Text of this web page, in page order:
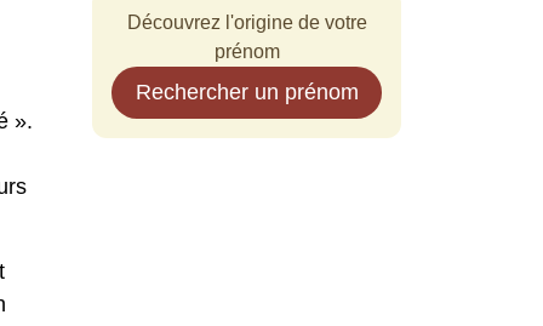
».
Découvrez l'origine de votre
prénom
Rechercher un prénom